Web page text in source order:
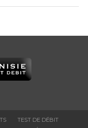
TEST DE DÉBIT